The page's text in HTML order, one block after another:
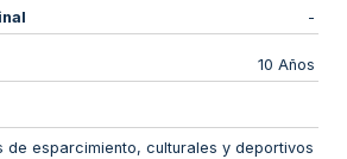
-
10 Años
de esparcimiento, culturales y deportivos